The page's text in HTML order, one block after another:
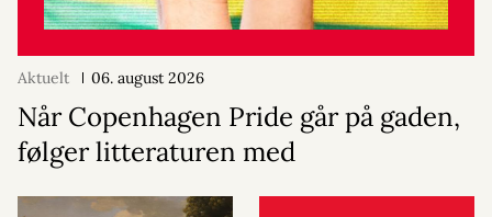
Aktuelt 06. august 2026
Når Copenhagen Pride går på gaden,
følger litteraturen med